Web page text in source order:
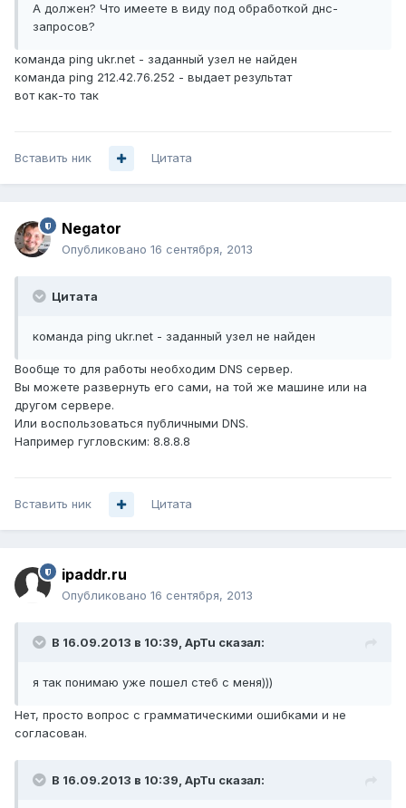
А должен? Что имеете в виду под обработкой днс-
запросов?
команда ping ukr.net - заданный узел не найден
команда ping 212.42.76.252 - выдает результат
вот как-то так
Вставить ник Цитата
Negator
Опубликовано 16 сентября, 2013
Цитата
команда ping ukr.net - заданный узел не найден
Вообще то для работы необходим DNS сервер.
Вы можете развернуть его сами, на той же машине или на
другом сервере.
Или воспользоваться публичными DNS.
Например гугловским: 8.8.8.8
Вставить ник Цитата
ipaddr.ru
Опубликовано 16 сентября, 2013
В 16.09.2013 в 10:39, ApTu сказал:
я так понимаю уже пошел стеб с меня)))
Нет, просто вопрос с грамматическими ошибками и не
согласован.
В 16.09.2013 в 10:39, ApTu сказал: